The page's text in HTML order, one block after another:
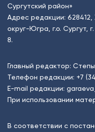
Сургутский район»
Адрес редакции:
округ-Югра, г.о. Сургут,
8.
Главный редактор:
Телефон редакции: +7
E-mail редакции:
При использовании
В соответствии с